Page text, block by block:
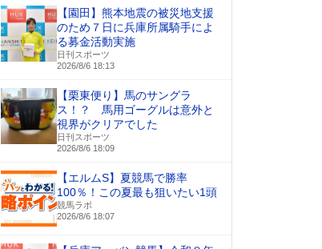
【園田】熊本地震の被災地支援
のため７日に兵庫所属騎手によ
る募金活動実施
日刊スポーツ
2026/8/6 18:13
【栗東便り】馬のサングラ
ス！？ 馬用ゴーグルは意外と
視界がクリアでした
日刊スポーツ
2026/8/6 18:09
【エルムS】夏競馬で勝率
100％！この夏最も狙いたい1頭
競馬ラボ
2026/8/6 18:07